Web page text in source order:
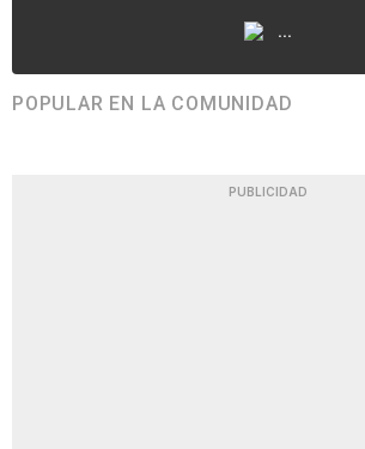
...
POPULAR EN LA COMUNIDAD
PUBLICIDAD